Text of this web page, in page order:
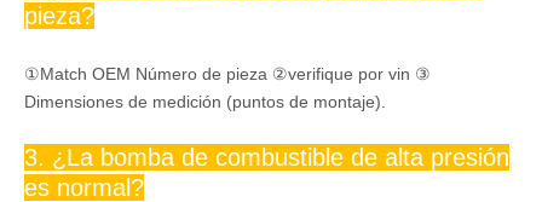
pieza?
①Match OEM Número de pieza ②verifique por vin ③
Dimensiones de medición (puntos de montaje).
3. ¿La bomba de combustible de alta presión
es normal?